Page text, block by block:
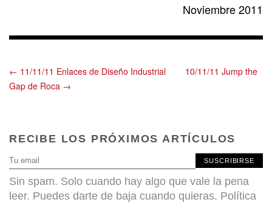
Noviembre 2011
← 11/11/11 Enlaces de Diseño Industrial
10/11/11 Jump the
Gap de Roca →
RECIBE LOS PRÓXIMOS ARTÍCULOS
SUSCRIBIRSE
Sin spam. Solo cuando hay algo que vale la pena
leer. Puedes darte de baja cuando quieras. Política